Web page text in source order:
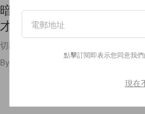
暗瘡也不是必定不能擠，
才可以！
切記這個方法不能經常用呢！
By 2021年2月11日
點擊訂閱即表示您同意我們
現在